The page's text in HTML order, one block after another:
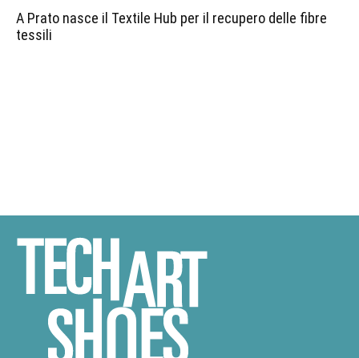
A Prato nasce il Textile Hub per il recupero delle fibre
tessili